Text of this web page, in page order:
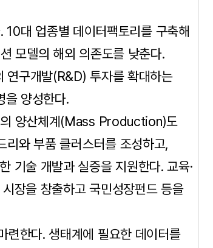
대 업종별 데이터팩토리를 구축해
모델의 해외 의존도를 낮춘다.
연구개발(R&D) 투자를 확대하는
을 양성한다.
의 양산체계(Mass Production)도
리와 부품 클러스터를 조성하고,
기술 개발과 실증을 지원한다. 교육·
장을 창출하고 국민성장펀드 등을
련한다. 생태계에 필요한 데이터를